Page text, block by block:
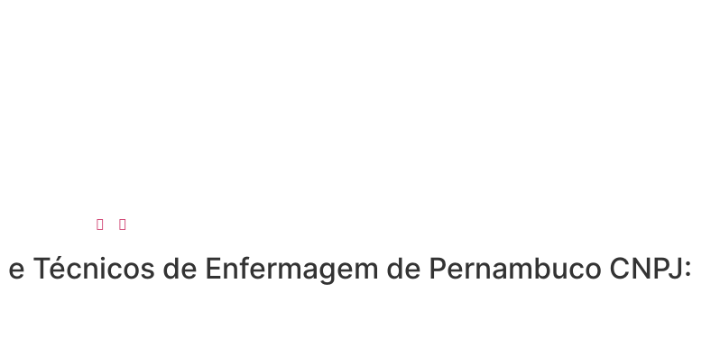
Técnicos de Enfermagem de Pernambuco CNPJ: